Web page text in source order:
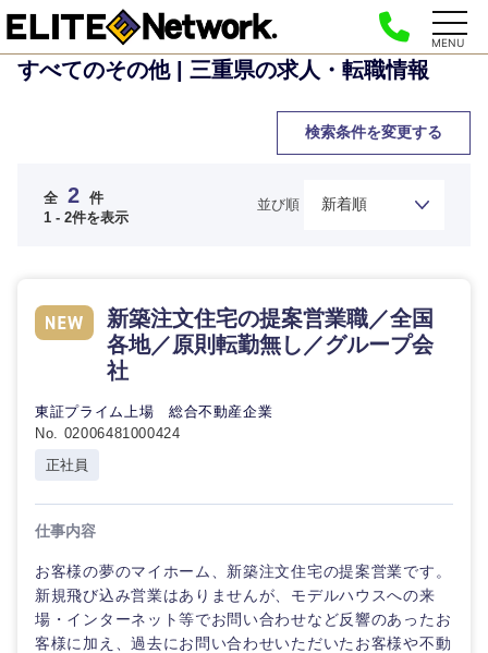
MENU
すべてのその他 | 三重県の求人・転職情報
検索条件を変更する
経営企
画・事業
ド
管理
SCM
人事
事業管理
新規事業企画・立上げ
M&A・事業投資
経営企画・事業企画
経営ボード
管理
人事
マーケティング
商社・卸
エネルギー・資源・環境
素材・化学・金属
北海道・東北地方
北海道
宮城県
福島県
希望年収
推奨年齢
40代 50代
フリーワード
全 2 件
1 - 2件を表示
並び順
新築注文住宅の提案営業職／全国
各地／原則転勤無し／グループ会
社
東証プライム上場 総合不動産企業
No. 02006481000424
正社員
仕事内容
お客様の夢のマイホーム、新築注文住宅の提案営業です。
新規飛び込み営業はありませんが、モデルハウスへの来
場・インターネット等でお問い合わせなど反響のあったお
客様に加え、過去にお問い合わせいただいたお客様や不動